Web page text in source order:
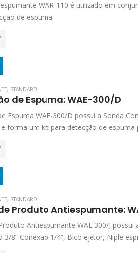
WAR-110 é utilizado em
de espuma.
, STANDARD
de Espuma: WAE-300/D
Espuma WAE-300/D possui a Sonda
e forma um kit para detecção de espuma
, STANDARD
Produto Antiespumante:
Antiespumante WAE-300/J possui
3/8” Conexão 1/4”, Bico ejetor, Niple